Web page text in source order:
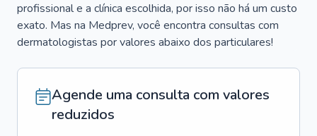
profissional e a clínica escolhida, por isso não há um custo
exato. Mas na Medprev, você encontra consultas com
dermatologistas por valores abaixo dos particulares!
Agende uma consulta com valores
reduzidos